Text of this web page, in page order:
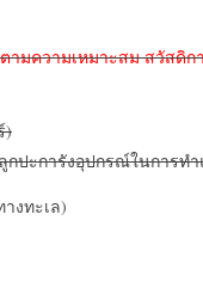
ามความเหมาะสม สวัสดิก
)
ปะการังอุปกรณ์ในการทำ
งทะเล)